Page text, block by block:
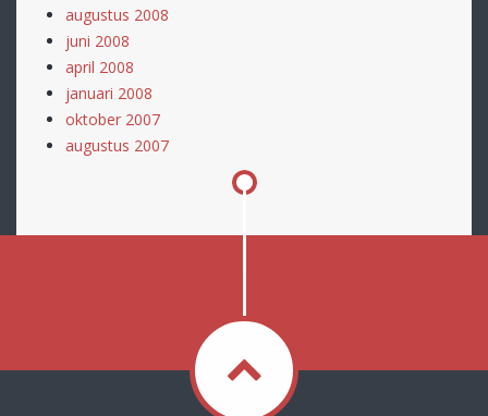
augustus 2008
juni 2008
april 2008
januari 2008
oktober 2007
augustus 2007